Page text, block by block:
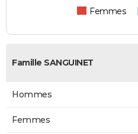
Femmes
Famille SANGUINET
Hommes
Femmes